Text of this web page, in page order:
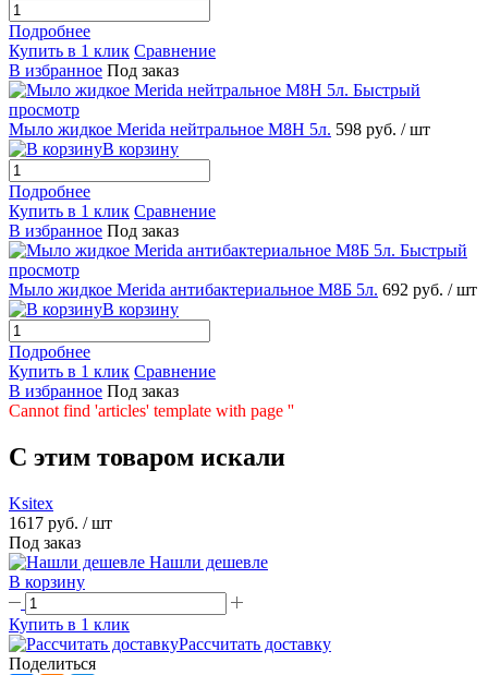
Подробнее
Купить в 1 клик Сравнение
В избранное Под заказ
Быстрый
просмотр
Мыло жидкое Merida нейтральное M8Н 5л. 598 руб. / шт
В корзину
Подробнее
Купить в 1 клик Сравнение
В избранное Под заказ
Быстрый
просмотр
Мыло жидкое Merida антибактериальное M8Б 5л. 692 руб. / шт
В корзину
Подробнее
Купить в 1 клик Сравнение
В избранное Под заказ
Cannot find 'articles' template with page ''
C этим товаром искали
Ksitex
1617 руб. / шт
Под заказ
Нашли дешевле
В корзину
Купить в 1 клик
Рассчитать доставку
Поделиться